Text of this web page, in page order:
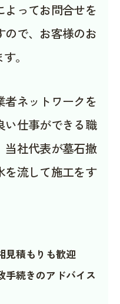
よってお問合せを
ので、お客様のお
。
者ネットワークを
い仕事ができる職
当社代表が墓石撤
を流して施工をす
見積もりも歓迎
手続きのアドバイス